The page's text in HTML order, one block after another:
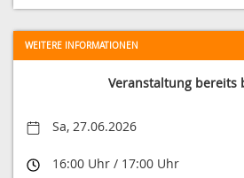
WEITERE INFORMATIONEN
Veranstaltung bereits
Sa, 27.06.2026
16:00 Uhr / 17:00 Uhr